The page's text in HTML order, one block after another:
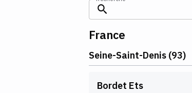
France
Seine-Saint-Denis (93)
Bordet Ets